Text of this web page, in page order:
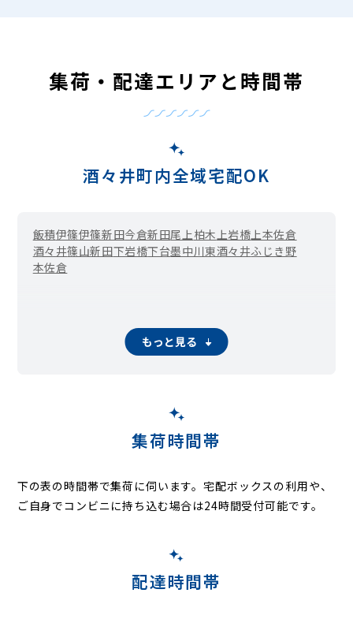
集荷・配達エリアと時間帯
酒々井町内全域宅配OK
飯積伊篠伊篠新田今倉新田尾上柏木 上岩橋 上本佐倉
酒々井篠山新田下岩橋下台墨中川東酒々井ふじき野
本佐倉
もっと見る
集荷時間帯
下の表の時間帯で集荷に伺います。宅配ボックスの利用や、
ご自身でコンビニに持ち込む場合は24時間受付可能です。
配達時間帯